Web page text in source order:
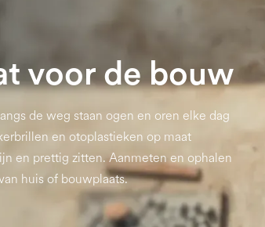
voor de bouw
de weg staan ogen en oren elke dag
en otoplastieken op maat
en prettig zitten. Aanmeten en ophalen
huis of bouwplaats.